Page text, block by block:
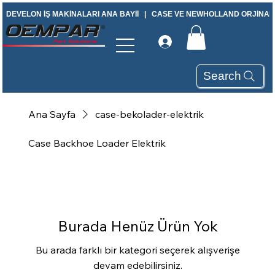
DEVELON İŞ MAKİNALARI ANA BAYİİ   |   CASE VE NEWHOLLAND
Search
Ana Sayfa case-bekolader-elektrik
Case Backhoe Loader Elektrik
Burada Henüz Ürün Yok
Bu arada farklı bir kategori seçerek alışverişe
devam edebilirsiniz.